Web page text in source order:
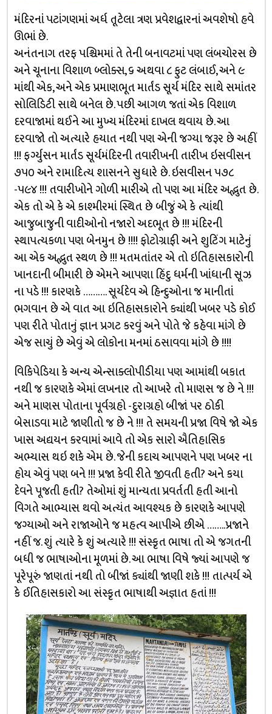
મંદિરનાં પટાંગણમાં અર્ધ તૂટેલા ત્રણ પ્રવેશદ્વારનાં અવશેષો હવે
ઊભાં છે.
અનંતનાગ તરફ પશ્ચિમમાં તે તેની બનાવટમાં પણ લંબચોરસ છે
અને ચૂનાના વિશાળ બ્લોક્સ, ૬ અથવા ૮ ફુટ લંબાઈ, અને ૯
માંથી એક, અને એક પ્રમાણભૂત માર્તંડ સૂર્ય મંદિર સાથે સમાંતર
સોલિડિટી સાથે બનેલ છે. પછી આગળ જતાં એક વિશાળ
દરવાજામાં થઈને આ મુખ્ય મંદિરમાં દાખલ થવાય છે. આ
દરવાજો તો અત્યારે હયાત નથી પણ એની જગ્યા જરૂર છે અહીં
!!! ફર્ગ્યુસન માર્તંડ સૂર્યમંદિરની તવારીખની તારીખ ઇસવીસન
૭૫૦ અને રામાદિત્ય શાસનને સુધારે છે. ઇસવીસન ૫૭૮
-૫૯૪ !!! તવારીખોને ગોળી મારીએ તો પણ આ મંદિર અદ્ભુત છે.
એક તો એ કે એ કાશ્મીરમાં સ્થિત છે બીજું એ કે ત્યાંથી
આજુબાજુની વાદીઓનો નજારો અદભૂત છે !!! મંદિરની
સ્થાપત્યકળા પણ બેનમુન છે !!!! ફોટોગ્રાફી અને શુટિંગ માટેનું
આ એક અદ્ભુત સ્થળ છે !!! મતમતાંતર એ તો ઇતિહાસકારોની
ખાનદાની બીમારી છે એમને આપણા હિંદુ ધર્મની ખાંધાની સૂઝ
ના પડે !!! કારણકે ………. સૂર્યદેવ એ હિન્દુઓના જ માનીતાં
ભગવાન છે એ વાત આ ઇતિહાસકારોને ક્યાંથી ખબર પડે કોઈ
પણ રીતે પોતાનું જ્ઞાન પ્રગટ કરવું અને પોતે જે કહેવા માંગે છે
એજ સાચું છે એવું એ લોકોના મનમાં ઠસાવવા માંગે છે !!!!
વિકિપેડિયા કે અન્ય એન્સાક્લોપીડીયા પણ આમાંથી બકાત
નથી જ કારણકે એમાં લખનાર તો આખરે તો માણસ જ છે ને !!!
અને માણસ પોતાના પૂર્વગ્રહો -દુરાગ્રહો બીજાં પર ઠોકી
બેસાડવા માટે જાણીતો જ છે ને !!! તે સમયની પ્રજા વિષે જો એક
ખાસ અદ્યયન કરવામાં આવે તો એક સારો ઐતિહાસિક
અભ્યાસ થઇ શકે એમ છે. જેની કદાચ આપણને પણ ખબર ના
હોય એવું પણ બને !!! પ્રજા કેવી રીતે જીવતી હતી? અને કયા
દેવને પૂજતી હતી? તેઓમાં શું માન્યતા પ્રવર્તતી હતી આનો
વિગતે આભ્યાસ થવો અત્યંત આવશ્યક છે કારણકે આપણે
જગ્યાઓ અને રાજાઓને જ મહત્વ આપીએ છીએ ……..પ્રજાને
નહીં જ. શું ત્યારે કે શું અત્યારે !!! સંસ્કૃત ભાષા તો એ જગતની
બધી જ ભાષાઓના મૂળમાં છે. આ ભાષા વિષે જ્યાં આપણે જ
પૂરેપૂરું જાણતાં નથી તો બીજાં ક્યાંથી જાણી શકે !!! તાત્પર્ય એ
કે ઈતિહાસકારો આ સંસ્કૃત ભાષાથી અજ્ઞાત હતાં !!!